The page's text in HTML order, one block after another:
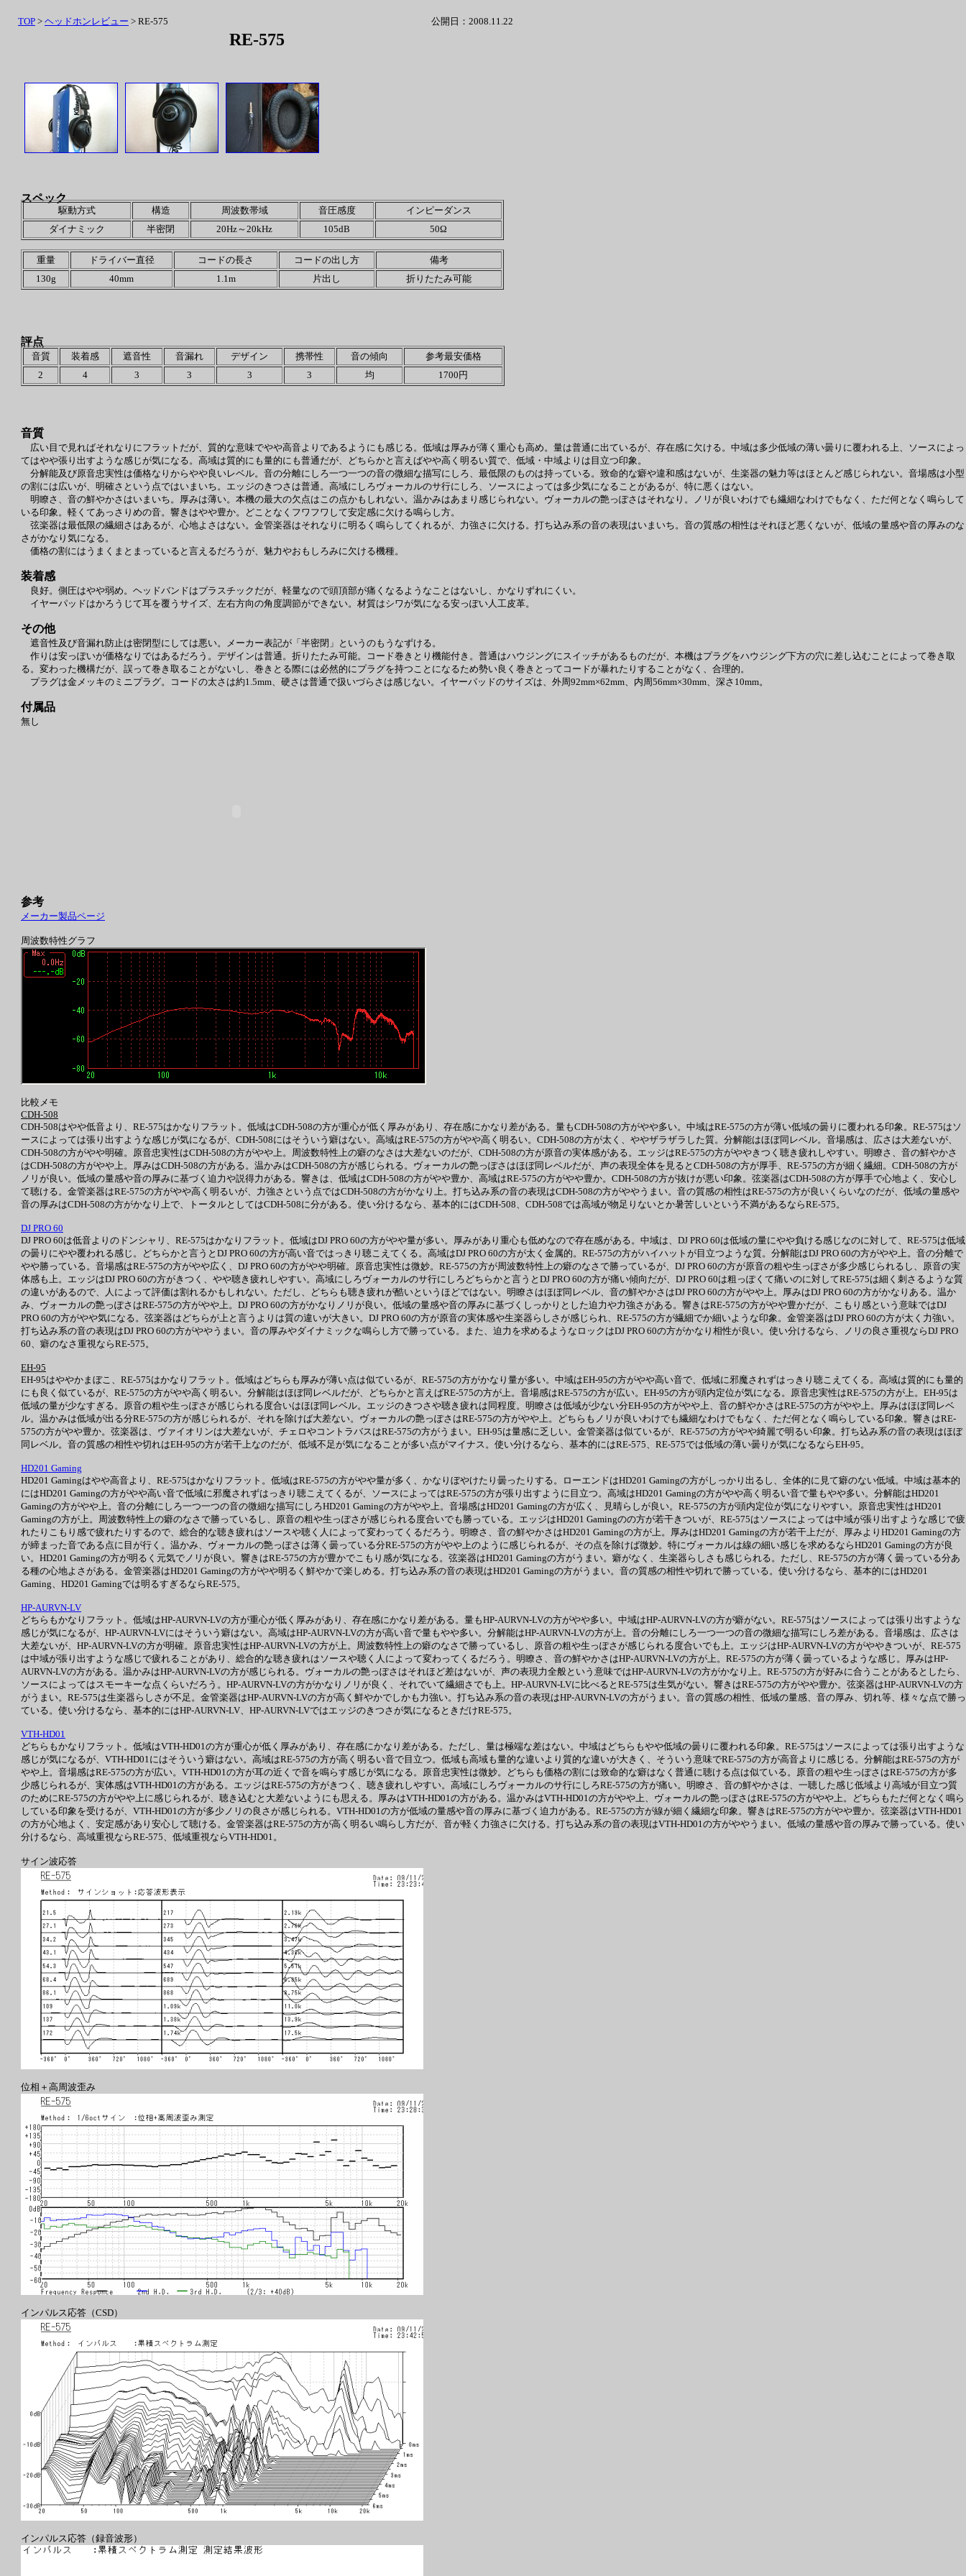
RE-575
音質
広い目で見ればそれなりにフラットだが、質的な意味でやや高音よりであるようにも感じる。低域は厚みが薄く重心も高め。量は普通に出ているが、存在感に欠ける。中域は多少低域の薄い曇りに覆われる上、ソースによっ
てはやや張り出すような感じが気になる。高域は質的にも量的にも普通だが、どちらかと言えばやや高く明るい質で、低域・中域よりは目立つ印象。
分解能及び原音忠実性は価格なりからやや良いレベル。音の分離にしろ一つ一つの音の微細な描写にしろ、最低限のものは持っている。致命的な癖や違和感はないが、生楽器の魅力等はほとんど感じられない。音場感は小型
の割には広いが、明確さという点ではいまいち。エッジのきつさは普通。高域にしろヴォーカルのサ行にしろ、ソースによっては多少気になることがあるが、特に悪くはない。
明瞭さ、音の鮮やかさはいまいち。厚みは薄い。本機の最大の欠点はこの点かもしれない。温かみはあまり感じられない。ヴォーカルの艶っぽさはそれなり。ノリが良いわけでも繊細なわけでもなく、ただ何となく鳴らして
いる印象。軽くてあっさりめの音。響きはやや豊か。どことなくフワフワして安定感に欠ける鳴らし方。
弦楽器は最低限の繊細さはあるが、心地よさはない。金管楽器はそれなりに明るく鳴らしてくれるが、力強さに欠ける。打ち込み系の音の表現はいまいち。音の質感の相性はそれほど悪くないが、低域の量感や音の厚みのな
さがかなり気になる。
価格の割にはうまくまとまっていると言えるだろうが、魅力やおもしろみに欠ける機種。
装着感
良好。側圧はやや弱め。ヘッドバンドはプラスチックだが、軽量なので頭頂部が痛くなるようなことはないし、かなりずれにくい。
イヤーパッドはかろうじて耳を覆うサイズ、左右方向の角度調節ができない。材質はシワが気になる安っぽい人工皮革。
その他
遮音性及び音漏れ防止は密閉型にしては悪い。メーカー表記が「半密閉」というのもうなずける。
作りは安っぽいが価格なりではあるだろう。デザインは普通。折りたたみ可能。コード巻きとり機能付き。普通はハウジングにスイッチがあるものだが、本機はプラグをハウジング下方の穴に差し込むことによって巻き取
る。変わった機構だが、誤って巻き取ることがないし、巻きとる際には必然的にプラグを持つことになるため勢い良く巻きとってコードが暴れたりすることがなく、合理的。
プラグは金メッキのミニプラグ。コードの太さは約1.5mm、硬さは普通で扱いづらさは感じない。イヤーパッドのサイズは、外周92mm×62mm、内周56mm×30mm、深さ10mm。
付属品
無し
参考
メーカー製品ページ
周波数特性グラフ
比較メモ
CDH-508
CDH-508はやや低音より、RE-575はかなりフラット。低域はCDH-508の方が重心が低く厚みがあり、存在感にかなり差がある。量もCDH-508の方がやや多い。中域はRE-575の方が薄い低域の曇りに覆われる印象。RE-575はソ
ースによっては張り出すような感じが気になるが、CDH-508にはそういう癖はない。高域はRE-575の方がやや高く明るい。CDH-508の方が太く、ややザラザラした質。分解能はほぼ同レベル。音場感は、広さは大差ないが、
CDH-508の方がやや明確。原音忠実性はCDH-508の方がやや上。周波数特性上の癖のなさは大差ないのだが、CDH-508の方が原音の実体感がある。エッジはRE-575の方がややきつく聴き疲れしやすい。明瞭さ、音の鮮やかさ
はCDH-508の方がやや上。厚みはCDH-508の方がある。温かみはCDH-508の方が感じられる。ヴォーカルの艶っぽさはほぼ同レベルだが、声の表現全体を見るとCDH-508の方が厚手、RE-575の方が細く繊細。CDH-508の方が
ノリが良い。低域の量感や音の厚みに基づく迫力や説得力がある。響きは、低域はCDH-508の方がやや豊か、高域はRE-575の方がやや豊か。CDH-508の方が抜けが悪い印象。弦楽器はCDH-508の方が厚手で心地よく、安心し
て聴ける。金管楽器はRE-575の方がやや高く明るいが、力強さという点ではCDH-508の方がかなり上。打ち込み系の音の表現はCDH-508の方がややうまい。音の質感の相性はRE-575の方が良いくらいなのだが、低域の量感や
音の厚みはCDH-508の方がかなり上で、トータルとしてはCDH-508に分がある。使い分けるなら、基本的にはCDH-508、CDH-508では高域が物足りないとか暑苦しいという不満があるならRE-575。
DJ PRO 60
DJ PRO 60は低音よりのドンシャリ、RE-575はかなりフラット。低域はDJ PRO 60の方がやや量が多い。厚みがあり重心も低めなので存在感がある。中域は、DJ PRO 60は低域の量にやや負ける感じなのに対して、RE-575は低域
の曇りにやや覆われる感じ。どちらかと言うとDJ PRO 60の方が高い音ではっきり聴こえてくる。高域はDJ PRO 60の方が太く金属的。RE-575の方がハイハットが目立つような質。分解能はDJ PRO 60の方がやや上。音の分離で
やや勝っている。音場感はRE-575の方がやや広く、DJ PRO 60の方がやや明確。原音忠実性は微妙。RE-575の方が周波数特性上の癖のなさで勝っているが、DJ PRO 60の方が原音の粗や生っぽさが多少感じられるし、原音の実
体感も上。エッジはDJ PRO 60の方がきつく、やや聴き疲れしやすい。高域にしろヴォーカルのサ行にしろどちらかと言うとDJ PRO 60の方が痛い傾向だが、DJ PRO 60は粗っぽくて痛いのに対してRE-575は細く刺さるような質
の違いがあるので、人によって評価は割れるかもしれない。ただし、どちらも聴き疲れが酷いというほどではない。明瞭さはほぼ同レベル、音の鮮やかさはDJ PRO 60の方がやや上。厚みはDJ PRO 60の方がかなりある。温か
み、ヴォーカルの艶っぽさはRE-575の方がやや上。DJ PRO 60の方がかなりノリが良い。低域の量感や音の厚みに基づくしっかりとした迫力や力強さがある。響きはRE-575の方がやや豊かだが、こもり感という意味ではDJ
PRO 60の方がやや気になる。弦楽器はどちらが上と言うよりは質の違いが大きい。DJ PRO 60の方が原音の実体感や生楽器らしさが感じられ、RE-575の方が繊細でか細いような印象。金管楽器はDJ PRO 60の方が太く力強い。
打ち込み系の音の表現はDJ PRO 60の方がややうまい。音の厚みやダイナミックな鳴らし方で勝っている。また、迫力を求めるようなロックはDJ PRO 60の方がかなり相性が良い。使い分けるなら、ノリの良さ重視ならDJ PRO
60、癖のなさ重視ならRE-575。
EH-95
EH-95はややかまぼこ、RE-575はかなりフラット。低域はどちらも厚みが薄い点は似ているが、RE-575の方がかなり量が多い。中域はEH-95の方がやや高い音で、低域に邪魔されずはっきり聴こえてくる。高域は質的にも量的
にも良く似ているが、RE-575の方がやや高く明るい。分解能はほぼ同レベルだが、どちらかと言えばRE-575の方が上。音場感はRE-575の方が広い。EH-95の方が頭内定位が気になる。原音忠実性はRE-575の方が上。EH-95は
低域の量が少なすぎる。原音の粗や生っぽさが感じられる度合いはほぼ同レベル。エッジのきつさや聴き疲れは同程度。明瞭さは低域が少ない分EH-95の方がやや上、音の鮮やかさはRE-575の方がやや上。厚みはほぼ同レベ
ル。温かみは低域が出る分RE-575の方が感じられるが、それを除けば大差ない。ヴォーカルの艶っぽさはRE-575の方がやや上。どちらもノリが良いわけでも繊細なわけでもなく、ただ何となく鳴らしている印象。響きはRE-
575の方がやや豊か。弦楽器は、ヴァイオリンは大差ないが、チェロやコントラバスはRE-575の方がうまい。EH-95は量感に乏しい。金管楽器は似ているが、RE-575の方がやや綺麗で明るい印象。打ち込み系の音の表現はほぼ
同レベル。音の質感の相性や切れはEH-95の方が若干上なのだが、低域不足が気になることが多い点がマイナス。使い分けるなら、基本的にはRE-575、RE-575では低域の薄い曇りが気になるならEH-95。
HD201 Gaming
HD201 Gamingはやや高音より、RE-575はかなりフラット。低域はRE-575の方がやや量が多く、かなりぼやけたり曇ったりする。ローエンドはHD201 Gamingの方がしっかり出るし、全体的に見て癖のない低域。中域は基本的
にはHD201 Gamingの方がやや高い音で低域に邪魔されずはっきり聴こえてくるが、ソースによってはRE-575の方が張り出すように目立つ。高域はHD201 Gamingの方がやや高く明るい音で量もやや多い。分解能はHD201
Gamingの方がやや上。音の分離にしろ一つ一つの音の微細な描写にしろHD201 Gamingの方がやや上。音場感はHD201 Gamingの方が広く、見晴らしが良い。RE-575の方が頭内定位が気になりやすい。原音忠実性はHD201
Gamingの方が上。周波数特性上の癖のなさで勝っているし、原音の粗や生っぽさが感じられる度合いでも勝っている。エッジはHD201 Gamingのの方が若干きついが、RE-575はソースによっては中域が張り出すような感じで疲
れたりこもり感で疲れたりするので、総合的な聴き疲れはソースや聴く人によって変わってくるだろう。明瞭さ、音の鮮やかさはHD201 Gamingの方が上。厚みはHD201 Gamingの方が若干上だが、厚みよりHD201 Gamingの方
が締まった音である点に目が行く。温かみ、ヴォーカルの艶っぽさは薄く曇っている分RE-575の方がやや上のように感じられるが、その点を除けば微妙。特にヴォーカルは線の細い感じを求めるならHD201 Gamingの方が良
い。HD201 Gamingの方が明るく元気でノリが良い。響きはRE-575の方が豊かでこもり感が気になる。弦楽器はHD201 Gamingの方がうまい。癖がなく、生楽器らしさも感じられる。ただし、RE-575の方が薄く曇っている分あ
る種の心地よさがある。金管楽器はHD201 Gamingの方がやや明るく鮮やかで楽しめる。打ち込み系の音の表現はHD201 Gamingの方がうまい。音の質感の相性や切れで勝っている。使い分けるなら、基本的にはHD201
Gaming、HD201 Gamingでは明るすぎるならRE-575。
HP-AURVN-LV
どちらもかなりフラット。低域はHP-AURVN-LVの方が重心が低く厚みがあり、存在感にかなり差がある。量もHP-AURVN-LVの方がやや多い。中域はHP-AURVN-LVの方が癖がない。RE-575はソースによっては張り出すような
感じが気になるが、HP-AURVN-LVにはそういう癖はない。高域はHP-AURVN-LVの方が高い音で量もやや多い。分解能はHP-AURVN-LVの方が上。音の分離にしろ一つ一つの音の微細な描写にしろ差がある。音場感は、広さは
大差ないが、HP-AURVN-LVの方が明確。原音忠実性はHP-AURVN-LVの方が上。周波数特性上の癖のなさで勝っているし、原音の粗や生っぽさが感じられる度合いでも上。エッジはHP-AURVN-LVの方がややきついが、RE-575
は中域が張り出すような感じで疲れることがあり、総合的な聴き疲れはソースや聴く人によって変わってくるだろう。明瞭さ、音の鮮やかさはHP-AURVN-LVの方が上。RE-575の方が薄く曇っているような感じ。厚みはHP-
AURVN-LVの方がある。温かみはHP-AURVN-LVの方が感じられる。ヴォーカルの艶っぽさはそれほど差はないが、声の表現力全般という意味ではHP-AURVN-LVの方がかなり上。RE-575の方が好みに合うことがあるとしたら、
ソースによってはスモーキーな点くらいだろう。HP-AURVN-LVの方がかなりノリが良く、それでいて繊細さでも上。HP-AURVN-LVに比べるとRE-575は生気がない。響きはRE-575の方がやや豊か。弦楽器はHP-AURVN-LVの方
がうまい。RE-575は生楽器らしさが不足。金管楽器はHP-AURVN-LVの方が高く鮮やかでしかも力強い。打ち込み系の音の表現はHP-AURVN-LVの方がうまい。音の質感の相性、低域の量感、音の厚み、切れ等、様々な点で勝っ
ている。使い分けるなら、基本的にはHP-AURVN-LV、HP-AURVN-LVではエッジのきつさが気になるときだけRE-575。
VTH-HD01
どちらもかなりフラット。低域はVTH-HD01の方が重心が低く厚みがあり、存在感にかなり差がある。ただし、量は極端な差はない。中域はどちらもやや低域の曇りに覆われる印象。RE-575はソースによっては張り出すような
感じが気になるが、VTH-HD01にはそういう癖はない。高域はRE-575の方が高く明るい音で目立つ。低域も高域も量的な違いより質的な違いが大きく、そういう意味でRE-575の方が高音よりに感じる。分解能はRE-575の方が
やや上。音場感はRE-575の方が広い。VTH-HD01の方が耳の近くで音を鳴らす感じが気になる。原音忠実性は微妙。どちらも価格の割には致命的な癖はなく普通に聴ける点は似ている。原音の粗や生っぽさはRE-575の方が多
少感じられるが、実体感はVTH-HD01の方がある。エッジはRE-575の方がきつく、聴き疲れしやすい。高域にしろヴォーカルのサ行にしろRE-575の方が痛い。明瞭さ、音の鮮やかさは、一聴した感じ低域より高域が目立つ質
のためにRE-575の方がやや上に感じられるが、聴き込むと大差ないようにも思える。厚みはVTH-HD01の方がある。温かみはVTH-HD01の方がやや上、ヴォーカルの艶っぽさはRE-575の方がやや上。どちらもただ何となく鳴ら
している印象を受けるが、VTH-HD01の方が多少ノリの良さが感じられる。VTH-HD01の方が低域の量感や音の厚みに基づく迫力がある。RE-575の方が線が細く繊細な印象。響きはRE-575の方がやや豊か。弦楽器はVTH-HD01
の方が心地よく、安定感があり安心して聴ける。金管楽器はRE-575の方が高く明るい鳴らし方だが、音が軽く力強さに欠ける。打ち込み系の音の表現はVTH-HD01の方がややうまい。低域の量感や音の厚みで勝っている。使い
分けるなら、高域重視ならRE-575、低域重視ならVTH-HD01。
サイン波応答
位相＋高周波歪み
インパルス応答（CSD）
インパルス応答（録音波形）
スペック
駆動方式 構造 周波数帯域 音圧感度
インピーダンス
ダイナミック
半密閉 20Hz～20kHz 105dB 50Ω
重量 ドライバー直径 コードの長さ コードの出し方
備考
130g
40mm 1.1m 片出し 折りたたみ可能
評点
音質 装着感 遮音性 音漏れ デザイン 携帯性 音の傾向
参考最安価格
2
4 3 3 3 3 均 1700円
TOP > ヘッドホンレビュー > RE-575 公開日：2008.11.22